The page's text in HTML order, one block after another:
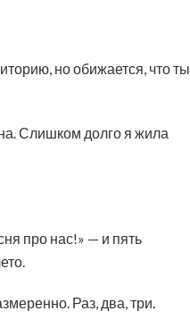
но обижается, что ты
Слишком долго я жила
про нас!» — и пять
Раз, два, три.